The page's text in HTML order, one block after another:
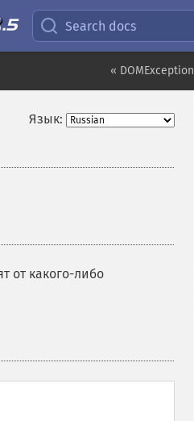
Search docs
« DOMException
Язык:
от какого-либо